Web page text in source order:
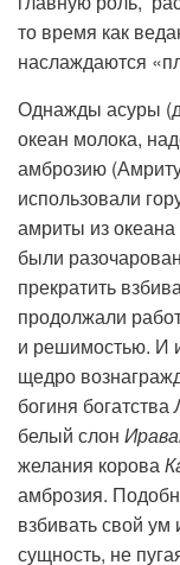
то время как
наслаждаются
Однажды асуры
океан молока,
амброзию
использовали
амриты из
были
прекратить
продолжали
и решимостью. И
щедро
богиня богатства
белый слон
желания корова
амброзия.
взбивать свой
сущность, не